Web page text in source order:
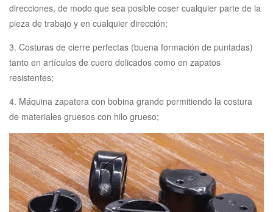
direcciones, de modo que sea posible coser cualquier parte de la
pieza de trabajo y en cualquier dirección;
3. Costuras de cierre perfectas (buena formación de puntadas)
tanto en artículos de cuero delicados como en zapatos
resistentes;
4. Máquina zapatera con bobina grande permitiendo la costura
de materiales gruesos con hilo grueso;